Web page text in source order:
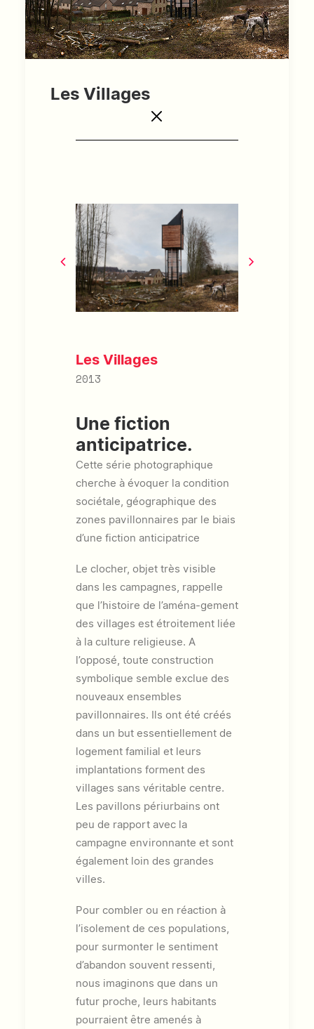
Les Villages
Les Villages
2013
Une fiction
anticipatrice.
Cette série photographique
cherche à évoquer la condition
sociétale, géographique des
zones pavillonnaires par le biais
d’une fiction anticipatrice
Le clocher, objet très visible
dans les campagnes, rappelle
que l’histoire de l’aména-gement
des villages est étroitement liée
à la culture religieuse. A
l’opposé, toute construction
symbolique semble exclue des
nouveaux ensembles
pavillonnaires. Ils ont été créés
dans un but essentiellement de
logement familial et leurs
implantations forment des
villages sans véritable centre.
Les pavillons périurbains ont
peu de rapport avec la
campagne environnante et sont
également loin des grandes
villes.
Pour combler ou en réaction à
l’isolement de ces populations,
pour surmonter le sentiment
d’abandon souvent ressenti,
nous imaginons que dans un
futur proche, leurs habitants
pourraient être amenés à